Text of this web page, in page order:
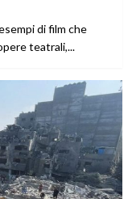
di film che
teatrali,...